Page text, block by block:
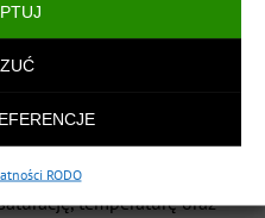
RODO
kardiowatchyw
pomiar ciśnienia z
temperaturę oraz